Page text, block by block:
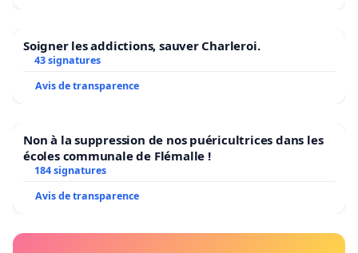
Soigner les addictions, sauver Charleroi.
43 signatures
Avis de transparence
Non à la suppression de nos puéricultrices dans les
écoles communale de Flémalle !
184 signatures
Avis de transparence